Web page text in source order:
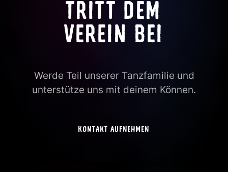
TRITT DEM
VEREIN BEI
Werde Teil unserer Tanzfamilie und
unterstütze uns mit deinem Können.
Kontakt aufnehmen